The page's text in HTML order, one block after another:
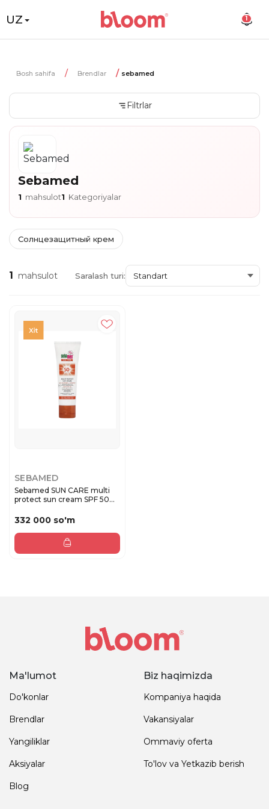
UZ 1
Bosh sahifa Brendlar sebamed
Filtrlar
Sebamed
1 mahsulot1 Kategoriyalar
Солнцезащитный крем
1 mahsulot Saralash turi:
SEBAMED
Sebamed SUN CARE multi
protect sun cream SPF 50
332 000 so'm
Ma'lumot
Do'konlar
Brendlar
Yangiliklar
Aksiyalar
Blog
Biz haqimizda
Kompaniya haqida
Vakansiyalar
Ommaviy oferta
To'lov va Yetkazib berish